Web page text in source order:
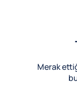
Merak